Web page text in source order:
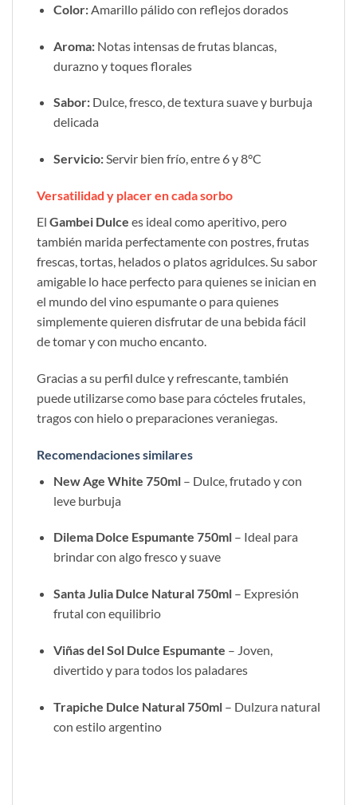
Color:Amarillo pálido con reflejos dorados
Aroma:Notas intensas de frutas blancas,
durazno y toques florales
Sabor:Dulce, fresco, de textura suave y burbuja
delicada
Servicio:Servir bien frío, entre 6 y 8°C
Versatilidad y placer en cada sorbo
El Gambei Dulce es ideal como aperitivo, pero
también marida perfectamente con postres, frutas
frescas, tortas, helados o platos agridulces. Su sabor
amigable lo hace perfecto para quienes se inician en
el mundo del vino espumante o para quienes
simplemente quieren disfrutar de una bebida fácil
de tomar y con mucho encanto.
Gracias a su perfil dulce y refrescante, también
puede utilizarse como base para cócteles frutales,
tragos con hielo o preparaciones veraniegas.
Recomendaciones similares
New Age White 750ml– Dulce, frutado y con
leve burbuja
Dilema Dolce Espumante 750ml– Ideal para
brindar con algo fresco y suave
Santa Julia Dulce Natural 750ml– Expresión
frutal con equilibrio
Viñas del Sol Dulce Espumante – Joven,
divertido y para todos los paladares
Trapiche Dulce Natural 750ml– Dulzura natural
con estilo argentino